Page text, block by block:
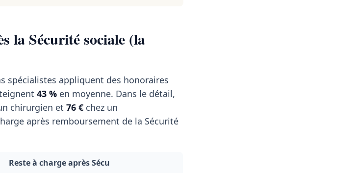
la Sécurité sociale (la
spécialistes appliquent des honoraires
43 % en moyenne. Dans le détail,
chirurgien et 76 € chez un
après remboursement de la Sécurité
Reste à charge après Sécu